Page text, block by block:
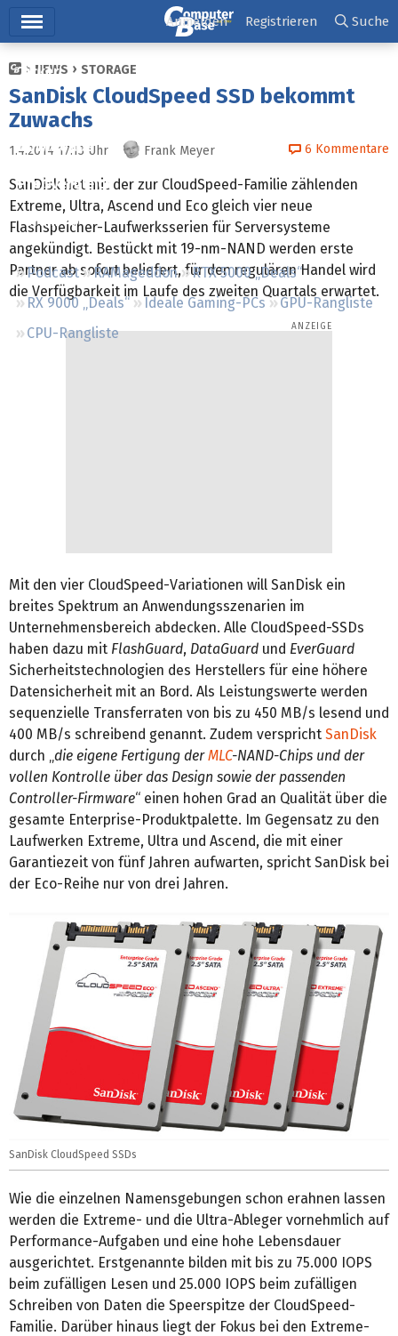
Ticker
Tests
Downloads
Preisvergleich
Forum
Podcast RAMageddon
RTX 5000 „Deals“
RX 9000 „Deals“
Ideale Gaming-PCs
GPU-Rangliste
CPU-Rangliste
Anmelden Registrieren Suche
NEWS STORAGE
SanDisk CloudSpeed SSD bekommt
Zuwachs
1.4.2014 17:13 Uhr Frank Meyer 6 Kommentare
SanDisk hat mit der zur CloudSpeed-Familie zählenden
Extreme, Ultra, Ascend und Eco gleich vier neue
Flashspeicher-Laufwerksserien für Serversysteme
angekündigt. Bestückt mit 19-nm-NAND werden erste
Partner ab sofort beliefert, für den regulären Handel wird
die Verfügbarkeit im Laufe des zweiten Quartals erwartet.
Mit den vier CloudSpeed-Variationen will SanDisk ein
breites Spektrum an Anwendungsszenarien im
Unternehmensbereich abdecken. Alle CloudSpeed-SSDs
haben dazu mit FlashGuard, DataGuard und EverGuard
Sicherheitstechnologien des Herstellers für eine höhere
Datensicherheit mit an Bord. Als Leistungswerte werden
sequenzielle Transferraten von bis zu 450 MB/s lesend und
400 MB/s schreibend genannt. Zudem verspricht SanDisk
durch „ die eigene Fertigung derMLC-NAND-Chips und der
vollen Kontrolle über das Design sowie der passenden
Controller-Firmware“ einen hohen Grad an Qualität über die
gesamte Enterprise-Produktpalette. Im Gegensatz zu den
Laufwerken Extreme, Ultra und Ascend, die mit einer
Garantiezeit von fünf Jahren aufwarten, spricht SanDisk bei
der Eco-Reihe nur von drei Jahren.
SanDisk CloudSpeed SSDs
Wie die einzelnen Namensgebungen schon erahnen lassen
werden die Extreme- und die Ultra-Ableger vornehmlich auf
Performance-Aufgaben und eine hohe Lebensdauer
ausgerichtet. Erstgenannte bilden mit bis zu 75.000 IOPS
beim zufälligen Lesen und 25.000 IOPS beim zufälligen
Schreiben von Daten die Speerspitze der CloudSpeed-
Familie. Darüber hinaus liegt der Fokus bei den Extreme-